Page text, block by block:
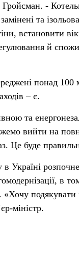
-
та
встановити
й
понад 100
– є.
та
вийти на
Це буде
Україні
в
міністр.